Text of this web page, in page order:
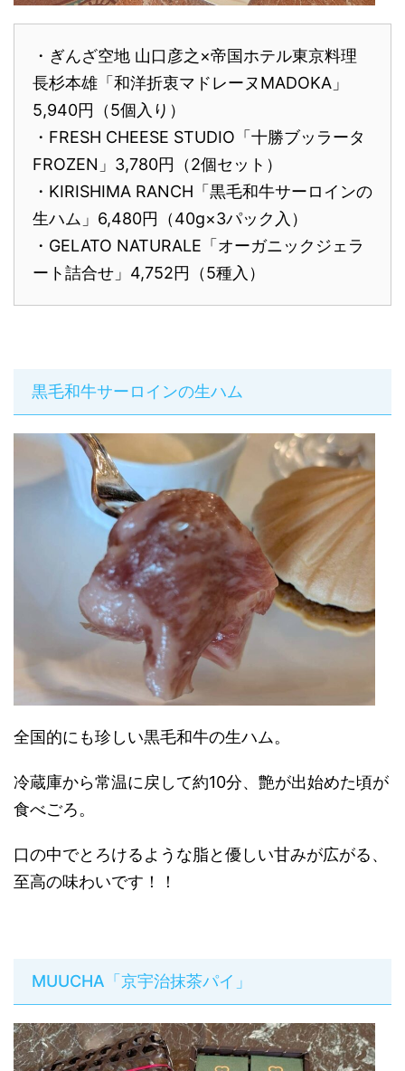
・ぎんざ空地 山口彦之×帝国ホテル東京料理
長杉本雄「和洋折衷マドレーヌMADOKA」
5,940円（5個入り）
・FRESH CHEESE STUDIO「十勝ブッラータ
FROZEN」3,780円（2個セット）
・KIRISHIMA RANCH「黒毛和牛サーロインの
生ハム」6,480円（40g×3パック入）
・GELATO NATURALE「オーガニックジェラ
ート詰合せ」4,752円（5種入）
黒毛和牛サーロインの生ハム
全国的にも珍しい黒毛和牛の生ハム。
冷蔵庫から常温に戻して約10分、艶が出始めた頃が
食べごろ。
口の中でとろけるような脂と優しい甘みが広がる、
至高の味わいです！！
MUUCHA「京宇治抹茶パイ」